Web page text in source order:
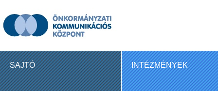
SAJTÓ INTÉZMÉNYEK